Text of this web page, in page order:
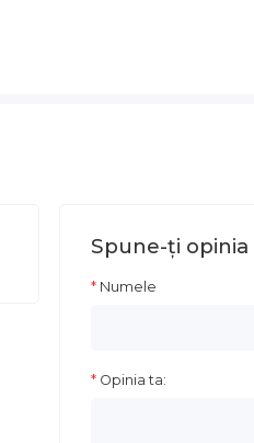
Spune-ţi opinia
Numele
Opinia ta: